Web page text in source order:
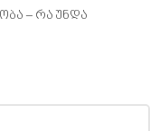
– რა უნდა